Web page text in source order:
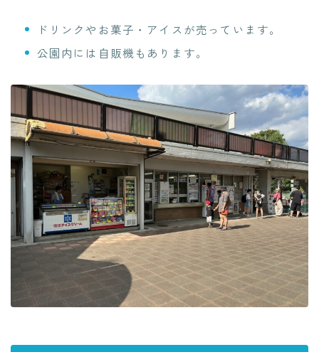
ドリンクやお菓子・アイスが売っています。
公園内には自販機もあります。